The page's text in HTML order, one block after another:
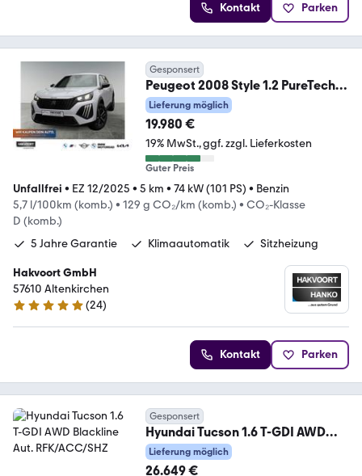
Kontakt Parken
Gesponsert
Peugeot 2008 Style 1.2 PureTech
EU Tageszulassung
Lieferung möglich
19.980 €
19% MwSt. ggf. zzgl. Lieferkosten
Guter Preis
Unfallfrei • EZ 12/2025 • 5 km • 74 kW (101 PS) • Benzin
5,7 l/100km (komb.) • 129 g CO₂/km (komb.) • CO₂-Klasse
D (komb.)
5 Jahre Garantie
Klimaautomatik Sitzheizung
Hakvoort GmbH
57610 Altenkirchen
5 Sterne
(24)
Kontakt Parken
Gesponsert
Hyundai Tucson 1.6 T-GDI AWD
Blackline Aut. RFK/ACC/SHZ
Lieferung möglich
26.649 €